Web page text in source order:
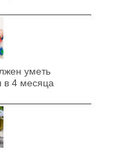
уметь
4 месяца